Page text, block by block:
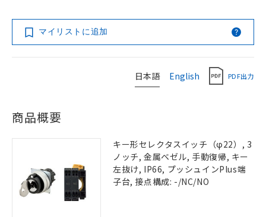
マイリストに追加
日本語 English PDF出力
商品概要
キー形セレクタスイッチ（φ22）, 3
ノッチ, 金属ベゼル, 手動復帰, キー
左抜け, IP66, プッシュインPlus端
子台, 接点構成: -/NC/NO